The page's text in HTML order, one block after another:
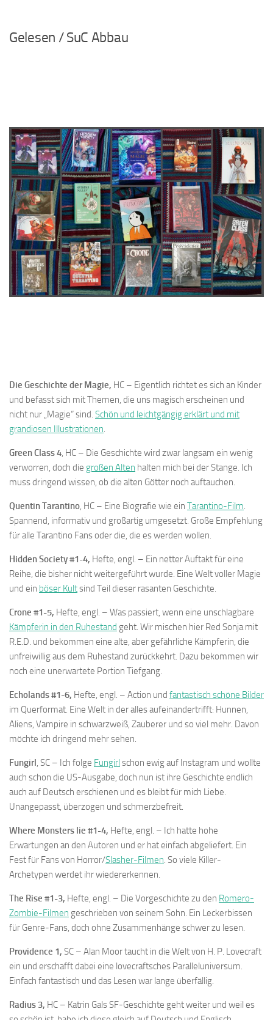
Gelesen / SuC Abbau
Die Geschichte der Magie, HC – Eigentlich richtet es sich an Kinder
und befasst sich mit Themen, die uns magisch erscheinen und
nicht nur „Magie“ sind. Schön und leichtgängig erklärt und mit
grandiosen Illustrationen.
Green Class 4, HC – Die Geschichte wird zwar langsam ein wenig
verworren, doch die großen Alten halten mich bei der Stange. Ich
muss dringend wissen, ob die alten Götter noch auftauchen.
Quentin Tarantino, HC – Eine Biografie wie ein Tarantino-Film.
Spannend, informativ und großartig umgesetzt. Große Empfehlung
für alle Tarantino Fans oder die, die es werden wollen.
Hidden Society #1-4, Hefte, engl. – Ein netter Auftakt für eine
Reihe, die bisher nicht weitergeführt wurde. Eine Welt voller Magie
und ein böser Kultsind Teil dieser rasanten Geschichte.
Crone #1-5, Hefte, engl. – Was passiert, wenn eine unschlagbare
Kämpferin in den Ruhestand geht. Wir mischen hier Red Sonja mit
R.E.D. und bekommen eine alte, aber gefährliche Kämpferin, die
unfreiwillig aus dem Ruhestand zurückkehrt. Dazu bekommen wir
noch eine unerwartete Portion Tiefgang.
Echolands #1-6, Hefte, engl. – Action und fantastisch schöne Bilder
im Querformat. Eine Welt in der alles aufeinandertrifft: Hunnen,
Aliens, Vampire in schwarzweiß, Zauberer und so viel mehr. Davon
möchte ich dringend mehr sehen.
Fungirl, SC – Ich folge Fungirl schon ewig auf Instagram und wollte
auch schon die US-Ausgabe, doch nun ist ihre Geschichte endlich
auch auf Deutsch erschienen und es bleibt für mich Liebe.
Unangepasst, überzogen und schmerzbefreit.
Where Monsters lie #1-4, Hefte, engl. – Ich hatte hohe
Erwartungen an den Autoren und er hat einfach abgeliefert. Ein
Fest für Fans von Horror/Slasher-Filmen. So viele Killer-
Archetypen werdet ihr wiedererkennen.
The Rise #1-3, Hefte, engl. – Die Vorgeschichte zu den Romero-
Zombie-Filmen geschrieben von seinem Sohn. Ein Leckerbissen
für Genre-Fans, doch ohne Zusammenhänge schwer zu lesen.
Providence 1, SC – Alan Moor taucht in die Welt von H. P. Lovecraft
ein und erschafft dabei eine lovecraftsches Paralleluniversum.
Einfach fantastisch und das Lesen war lange überfällig.
Radius 3, HC – Katrin Gals SF-Geschichte geht weiter und weil es